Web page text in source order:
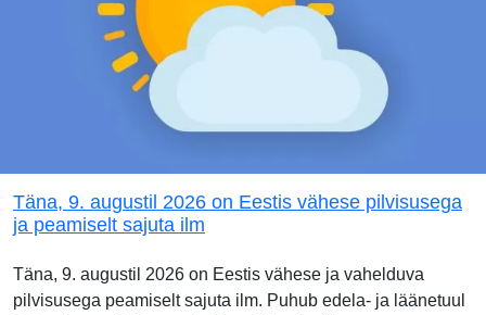
Täna, 9. augustil 2026 on Eestis vähese pilvisusega
ja peamiselt sajuta ilm
Täna, 9. augustil 2026 on Eestis vähese ja vahelduva
pilvisusega peamiselt sajuta ilm. Puhub edela- ja läänetuul